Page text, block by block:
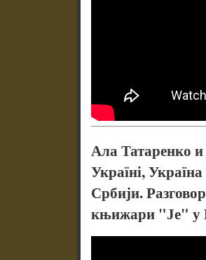
Ала Татаренко
Україні,
Србији.
књижари "Је" у